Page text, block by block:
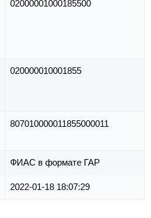
02000001000185500
020000010001855
807010000011855000011
ФИАС в формате ГАР
2022-01-18 18:07:29